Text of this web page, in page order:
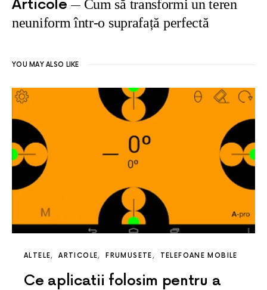
Articole
Cum să transformi un teren
neuniform într-o suprafață perfectă
YOU MAY ALSO LIKE
ALTELE ARTICOLE FRUMUSETE TELEFOANE MOBILE
Ce aplicatii folosim pentru a